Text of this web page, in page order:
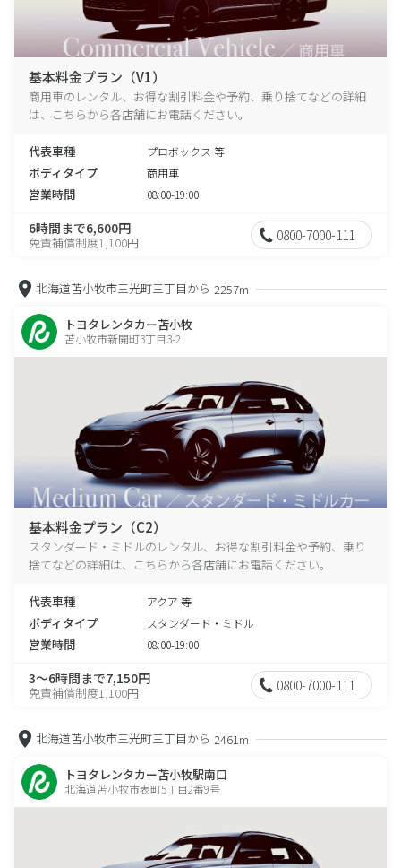
基本料金プラン（V1）
商用車のレンタル、お得な割引料金や予約、乗り捨てなどの詳細
は、こちらから各店舗にお電話ください。
代表車種 プロボックス 等
ボディタイプ 商用車
営業時間 08:00-19:00
6時間まで6,600円
免責補償制度1,100円 0800-7000-111
北海道苫小牧市三光町三丁目から 2257m
トヨタレンタカー苫小牧
苫小牧市新開町3丁目3-2
基本料金プラン（C2）
スタンダード・ミドルのレンタル、お得な割引料金や予約、乗り
捨てなどの詳細は、こちらから各店舗にお電話ください。
代表車種 アクア 等
ボディタイプ スタンダード・ミドル
営業時間 08:00-19:00
3～6時間まで7,150円
免責補償制度1,100円 0800-7000-111
北海道苫小牧市三光町三丁目から 2461m
トヨタレンタカー苫小牧駅南口
北海道苫小牧市表町5丁目2番9号